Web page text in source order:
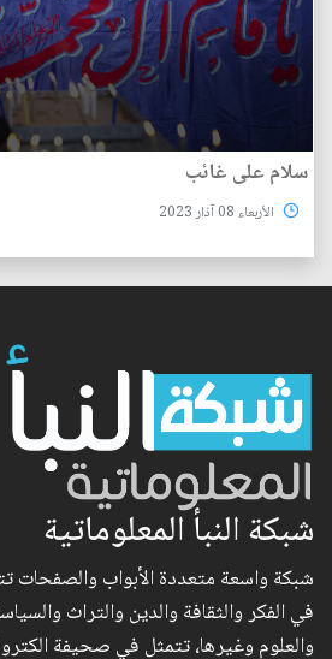
سلام على غائب
الأربعاء 08 آذار 2023
شبكة النبأ المعلوماتية
شبكة واسعة متعددة الأبواب
في الفكر والثقافة والدين والتراث
والعلوم وغيرها، تتمثل في صحيفة